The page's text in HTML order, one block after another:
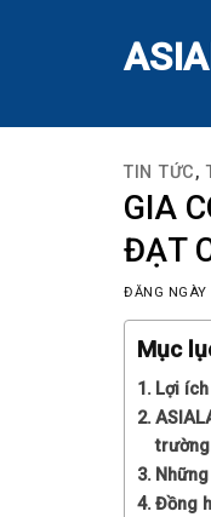
TIN TỨC,
GIA
ĐẠT
ĐĂNG NGÀY
Mục
Lợi
trường
Đồng